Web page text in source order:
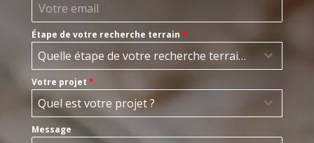
Étape de votre recherche terrain *
Quelle étape de votre recherche terrain ?
Votre projet *
Quel est votre projet ?
Message